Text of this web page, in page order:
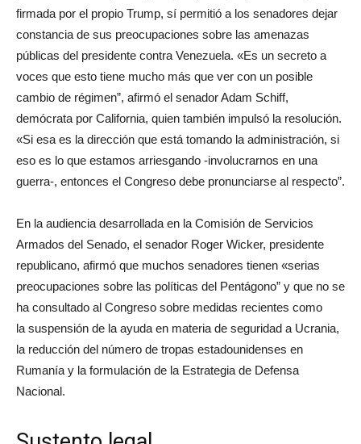
firmada por el propio Trump, sí permitió a los senadores dejar
constancia de sus preocupaciones sobre las amenazas
públicas del presidente contra Venezuela. «Es un secreto a
voces que esto tiene mucho más que ver con un posible
cambio de régimen”, afirmó el senador Adam Schiff,
demócrata por California, quien también impulsó la resolución.
«Si esa es la dirección que está tomando la administración, si
eso es lo que estamos arriesgando -involucrarnos en una
guerra-, entonces el Congreso debe pronunciarse al respecto”.
En la audiencia desarrollada en la Comisión de Servicios
Armados del Senado, el senador Roger Wicker, presidente
republicano, afirmó que muchos senadores tienen «serias
preocupaciones sobre las políticas del Pentágono” y que no se
ha consultado al Congreso sobre medidas recientes como
la suspensión de la ayuda en materia de seguridad a Ucrania,
la reducción del número de tropas estadounidenses en
Rumanía y la formulación de la Estrategia de Defensa
Nacional.